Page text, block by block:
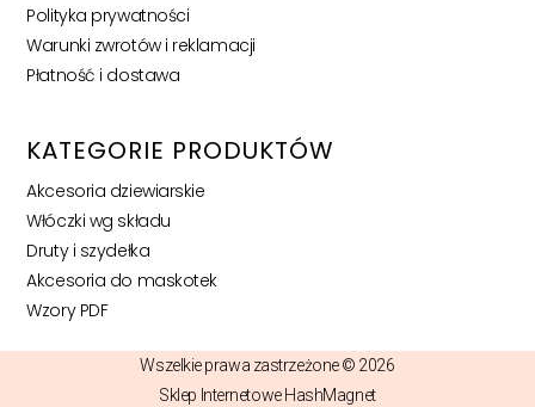
Polityka prywatności
Warunki zwrotów i reklamacji
Płatność i dostawa
KATEGORIE PRODUKTÓW
Akcesoria dziewiarskie
Włóczki wg składu
Druty i szydełka
Akcesoria do maskotek
Wzory PDF
Wszelkie prawa zastrzeżone © 2026
Sklep Internetowe HashMagnet